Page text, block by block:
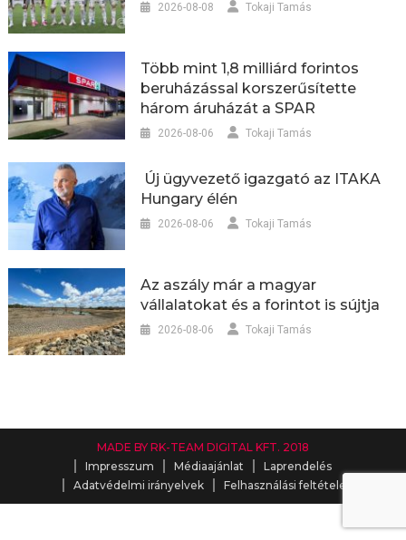
2026-08-08 Tokaji Tamás
Több mint 1,8 milliárd forintos
beruházással korszerűsítette
három áruházát a SPAR
2026-08-06 Tokaji Tamás
Új ügyvezető igazgató az ITAKA
Hungary élén
2026-08-06 Tokaji Tamás
Az aszály már a magyar
vállalatokat és a forintot is sújtja
2026-08-06 Tokaji Tamás
MADE BY RK-TEAM DIGITAL KFT. 2018
Impresszum
Médiaajánlat
Laprendelés
Adatvédelmi irányelvek
Felhasználási feltételek